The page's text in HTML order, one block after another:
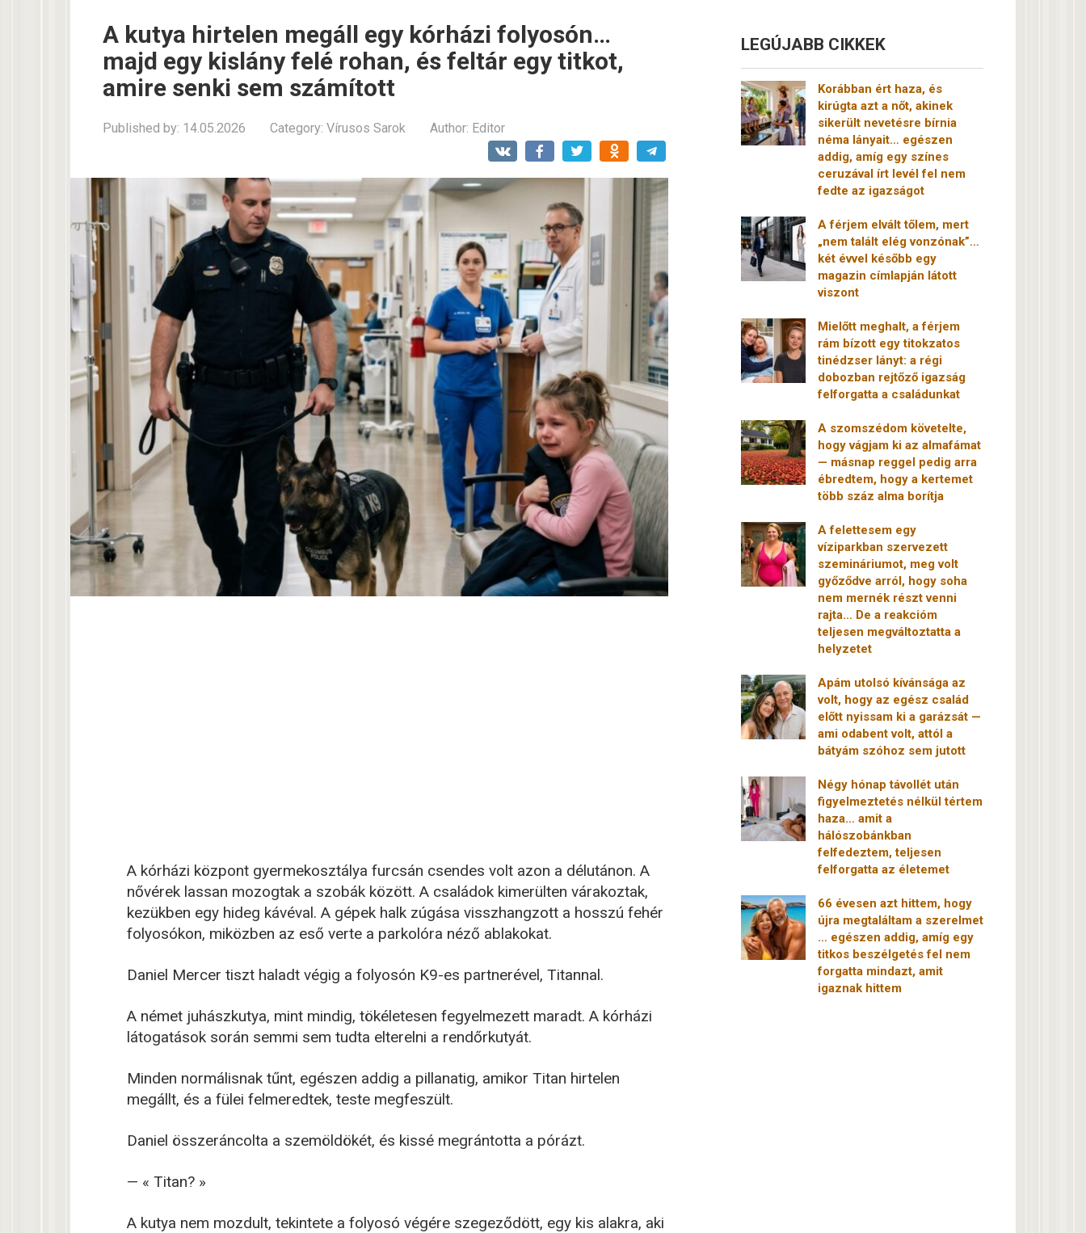
A kutya hirtelen megáll egy kórházi folyosón…
majd egy kislány felé rohan, és feltár egy titkot,
amire senki sem számított
Published by: 14.05.2026 Category: Vírusos Sarok Author: Editor
A kórházi központ gyermekosztálya furcsán csendes volt azon a délutánon. A
nővérek lassan mozogtak a szobák között. A családok kimerülten várakoztak,
kezükben egy hideg kávéval. A gépek halk zúgása visszhangzott a hosszú fehér
folyosókon, miközben az eső verte a parkolóra néző ablakokat.
Daniel Mercer tiszt haladt végig a folyosón K9-es partnerével, Titannal.
A német juhászkutya, mint mindig, tökéletesen fegyelmezett maradt. A kórházi
látogatások során semmi sem tudta elterelni a rendőrkutyát.
Minden normálisnak tűnt, egészen addig a pillanatig, amikor Titan hirtelen
megállt, és a fülei felmeredtek, teste megfeszült.
Daniel összeráncolta a szemöldökét, és kissé megrántotta a pórázt.
— « Titan? »
A kutya nem mozdult, tekintete a folyosó végére szegeződött, egy kis alakra, aki
LEGÚJABB CIKKEK
Korábban ért haza, és
kirúgta azt a nőt, akinek
sikerült nevetésre bírnia
néma lányait… egészen
addig, amíg egy színes
ceruzával írt levél fel nem
fedte az igazságot
A férjem elvált tőlem, mert
„nem talált elég vonzónak”…
két évvel később egy
magazin címlapján látott
viszont
Mielőtt meghalt, a férjem
rám bízott egy titokzatos
tinédzser lányt: a régi
dobozban rejtőző igazság
felforgatta a családunkat
A szomszédom követelte,
hogy vágjam ki az almafámat
— másnap reggel pedig arra
ébredtem, hogy a kertemet
több száz alma borítja
A felettesem egy
víziparkban szervezett
szemináriumot, meg volt
győződve arról, hogy soha
nem mernék részt venni
rajta… De a reakcióm
teljesen megváltoztatta a
helyzetet
Apám utolsó kívánsága az
volt, hogy az egész család
előtt nyissam ki a garázsát —
ami odabent volt, attól a
bátyám szóhoz sem jutott
Négy hónap távollét után
figyelmeztetés nélkül tértem
haza… amit a
hálószobánkban
felfedeztem, teljesen
felforgatta az életemet
66 évesen azt hittem, hogy
újra megtaláltam a szerelmet
… egészen addig, amíg egy
titkos beszélgetés fel nem
forgatta mindazt, amit
igaznak hittem